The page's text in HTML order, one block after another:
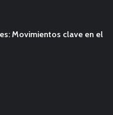
Movimientos clave en el